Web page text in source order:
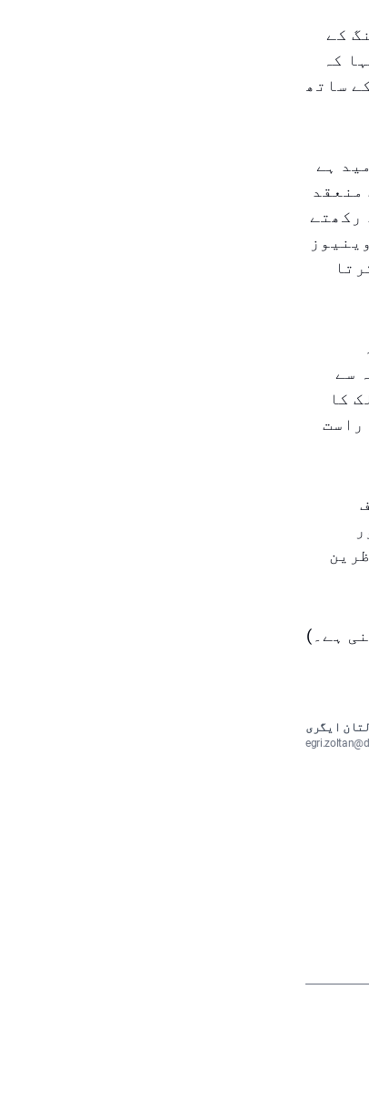
کے
کہ
ساتھ
ہے
رکھتے
سے
کا
راست
ہے۔)
ایگری